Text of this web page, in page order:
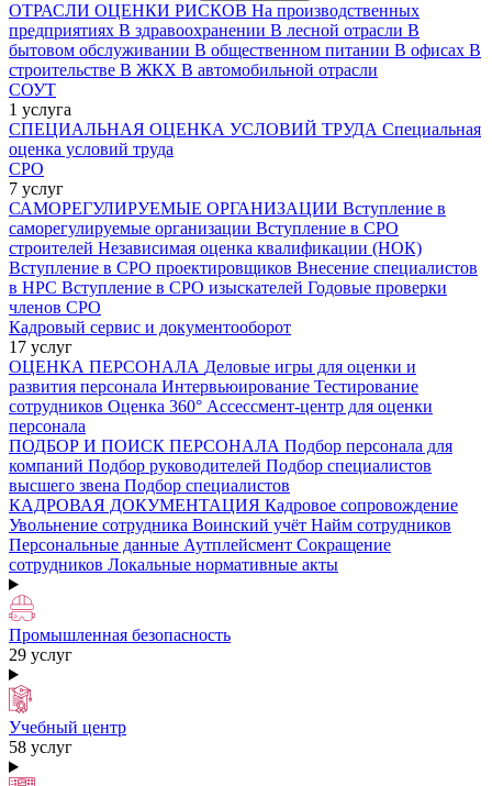
ОТРАСЛИ ОЦЕНКИ РИСКОВ На производственных
предприятиях В здравоохранении В лесной отрасли В
бытовом обслуживании В общественном питании В офисах В
строительстве В ЖКХ В автомобильной отрасли
СОУТ
1 услуга
СПЕЦИАЛЬНАЯ ОЦЕНКА УСЛОВИЙ ТРУДА Специальная
оценка условий труда
СРО
7 услуг
САМОРЕГУЛИРУЕМЫЕ ОРГАНИЗАЦИИ Вступление в
саморегулируемые организации Вступление в СРО
строителей Независимая оценка квалификации (НОК)
Вступление в СРО проектировщиков Внесение специалистов
в НРС Вступление в СРО изыскателей Годовые проверки
членов СРО
Кадровый сервис и документооборот
17 услуг
ОЦЕНКА ПЕРСОНАЛА Деловые игры для оценки и
развития персонала Интервьюирование Тестирование
сотрудников Оценка 360° Ассессмент-центр для оценки
персонала
ПОДБОР И ПОИСК ПЕРСОНАЛА Подбор персонала для
компаний Подбор руководителей Подбор специалистов
высшего звена Подбор специалистов
КАДРОВАЯ ДОКУМЕНТАЦИЯ Кадровое сопровождение
Увольнение сотрудника Воинский учёт Найм сотрудников
Персональные данные Аутплейсмент Сокращение
сотрудников Локальные нормативные акты
Промышленная безопасность
29 услуг
Учебный центр
58 услуг